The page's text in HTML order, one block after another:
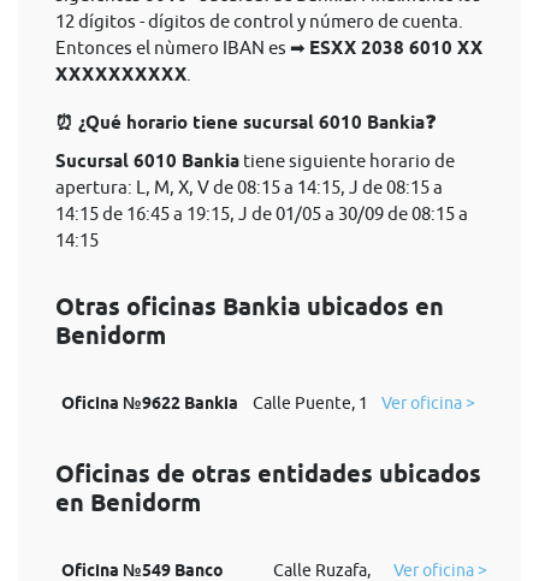
12 dígitos - dígitos de control y número de cuenta.
Entonces el nùmero IBAN es ➡ ESXX 2038 6010 XX
XXXXXXXXXX
⏰ ¿Qué horario tiene sucursal 6010 Bankia❓
Sucursal 6010 Bankia tiene siguiente horario de
apertura: L, M, X, V de 08:15 a 14:15, J de 08:15 a
14:15 de 16:45 a 19:15, J de 01/05 a 30/09 de 08:15 a
14:15
Otras oficinas Bankia ubicados en
Benidorm
Oficina №9622 Bankia Calle Puente, 1 Ver oficina >
Oficinas de otras entidades ubicados
en Benidorm
Oficina №549 Banco
Calle Ruzafa,
Ver oficina >